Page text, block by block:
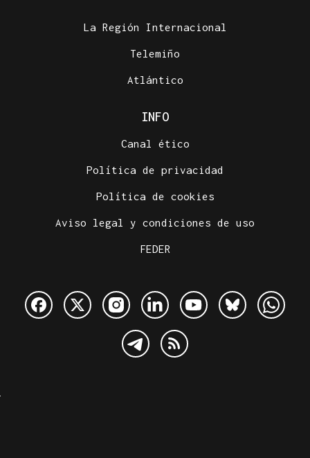
La Región Internacional
Telemiño
Atlántico
INFO
Canal ético
Política de privacidad
Política de cookies
Aviso legal y condiciones de uso
FEDER